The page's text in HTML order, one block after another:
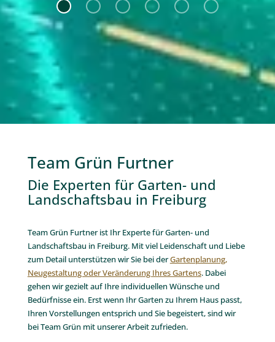
Team Grün Furtner
Die Experten für Garten- und
Landschaftsbau in Freiburg
Team Grün Furtner ist Ihr Experte für Garten- und
Landschaftsbau in Freiburg. Mit viel Leidenschaft und Liebe
zum Detail unterstützen wir Sie bei derGartenplanung,
Neugestaltung oder Veränderung Ihres Gartens. Dabei
gehen wir gezielt auf Ihre individuellen Wünsche und
Bedürfnisse ein. Erst wenn Ihr Garten zu Ihrem Haus passt,
Ihren Vorstellungen entsprich und Sie begeistert, sind wir
bei Team Grün mit unserer Arbeit zufrieden.